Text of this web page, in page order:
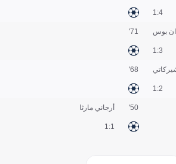
4:1
بوس
3:1
71'
2:1
68'
أرجاني مارثا
1:1
50'